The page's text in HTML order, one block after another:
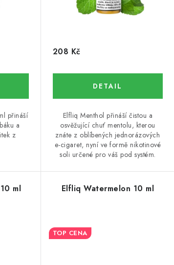
přináší
a
z
208 Kč
Elfliq Menthol přináší čistou a
osvěžující chuť mentolu, kterou
znáte z oblíbených jednorázových
e-cigaret, nyní ve formě nikotinové
soli určené pro váš pod systém.
ml Elfliq Watermelon 10 ml
TOP CENA